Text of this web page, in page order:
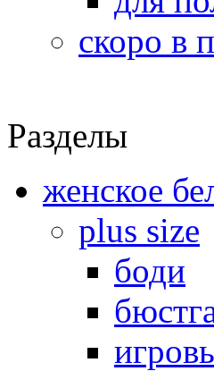
скоро в
Разделы
женское
plus size
боди